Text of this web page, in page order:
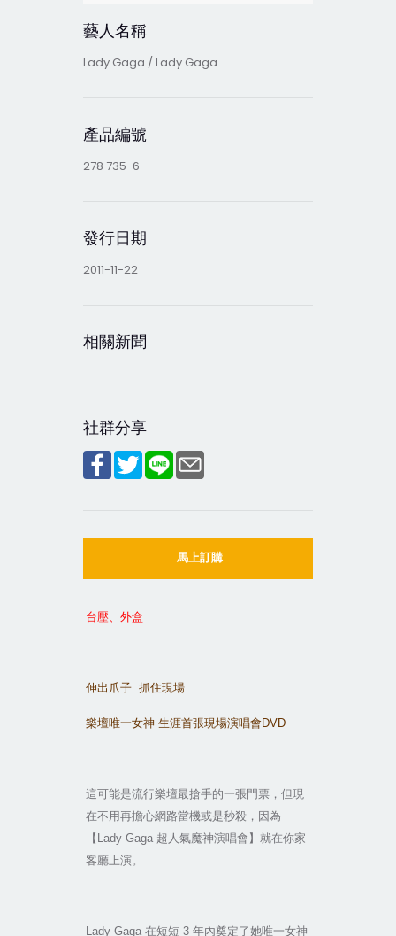
藝人名稱
Lady Gaga / Lady Gaga
產品編號
278 735-6
發行日期
2011-11-22
相關新聞
社群分享
馬上訂購
台壓、外盒
伸出爪子 抓住現場
樂壇唯一女神 生涯首張現場演唱會DVD
這可能是流行樂壇最搶手的一張門票，但現
在不用再擔心網路當機或是秒殺，因為
【 Lady Gaga 超人氣魔神演唱會】就在你家
客廳上演。
Lady Gaga 在短短 3 年內奠定了她唯一女神